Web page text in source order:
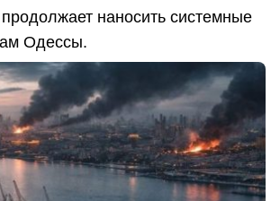
наносить системные
Одессы.